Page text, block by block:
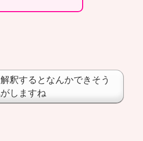
釈するとなんかできそう
しますね